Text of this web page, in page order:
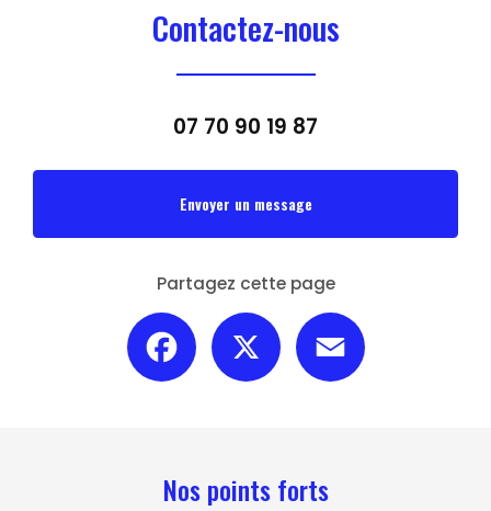
Contactez-nous
07 70 90 19 87
Envoyer un message
Partagez cette page
Facebook
Nos points forts